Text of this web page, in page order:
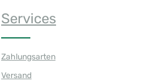
Services
Zahlungsarten
Versand